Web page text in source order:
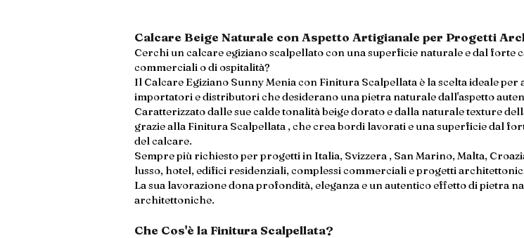
Calcare Beige Naturale con Aspetto Artigianale per Progetti
Cerchi un calcare egiziano scalpellato con una superficie naturale e dal
commerciali o di ospitalità?
Il Calcare Egiziano Sunny Menia con Finitura Scalpellata è la scelta ideale
importatori e distributori che desiderano una pietra naturale dall'aspetto
Caratterizzato dalle sue calde tonalità beige dorato e dalla naturale texture
grazie alla Finitura Scalpellata , che crea bordi lavorati e una superficie dal
del calcare.
Sempre più richiesto per progetti in Italia, Svizzera , San Marino, Malta,
lusso, hotel, edifici residenziali, complessi commerciali e progetti
La sua lavorazione dona profondità, eleganza e un autentico effetto di pietra
architettoniche.
Che Cos'è la Finitura Scalpellata?